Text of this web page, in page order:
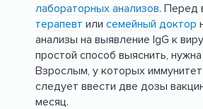
лабораторных анализов. Перед
терапевт или семейный доктор
анализы на выявление IgG к
простой способ выяснить,
Взрослым, у которых иммунитет
следует ввести две дозы
месяц.